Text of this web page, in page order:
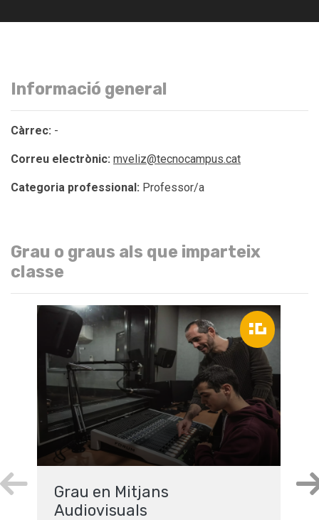
Informació general
Càrrec: -
Correu electrònic: mveliz@tecnocampus.cat
Categoria professional: Professor/a
Grau o graus als que imparteix
classe
Grau en Mitjans
Audiovisuals